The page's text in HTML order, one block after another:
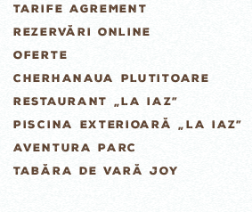
TARIFE AGREMENT
REZERVĂRI ONLINE
OFERTE
CHERHANAUA PLUTITOARE
RESTAURANT „LA IAZ”
PISCINA EXTERIOARĂ „LA IAZ”
AVENTURA PARC
TABĂRA DE VARĂ JOY